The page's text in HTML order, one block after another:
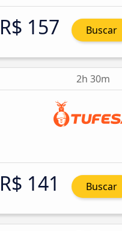
R$ 157 Buscar
2h 30m
R$ 141 Buscar